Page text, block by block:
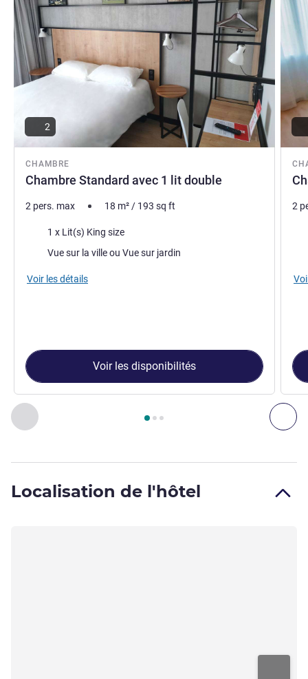
Précédent - Chambre
Page , Chambre 1 : Chambre Standard avec 1 lit
CHAMBRE
Chambre Standard avec 1 lit double
2
2 pers. max 18 m²/ 193 sq ft
Literie1 x Lit(s) King size
Vues :
Vue sur la ville ou Vue sur jardin
Voir les détails
Voir les disponibilités
2
Localisation de l'hôtel